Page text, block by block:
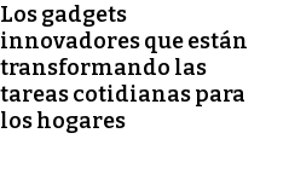
Los gadgets
innovadores que están
transformando las
tareas cotidianas para
los hogares